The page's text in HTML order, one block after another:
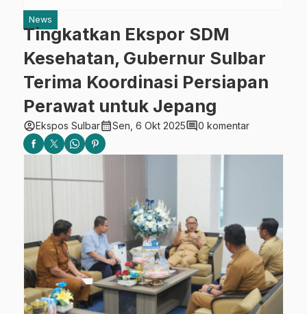
News
Tingkatkan Ekspor SDM
Kesehatan, Gubernur Sulbar
Terima Koordinasi Persiapan
Perawat untuk Jepang
account_circleEkspos Sulbarcalendar_monthSen, 6 Okt 2025comment0 komentar